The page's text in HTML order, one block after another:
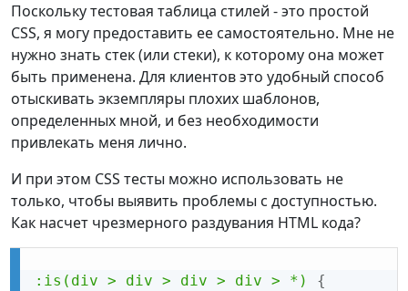
Поскольку тестовая таблица стилей - это простой
CSS, я могу предоставить ее самостоятельно. Мне не
нужно знать стек (или стеки), к которому она может
быть применена. Для клиентов это удобный способ
отыскивать экземпляры плохих шаблонов,
определенных мной, и без необходимости
привлекать меня лично.
И при этом CSS тесты можно использовать не
только, чтобы выявить проблемы с доступностью.
Как насчет чрезмерного раздувания HTML кода?
:is(div > div > div > div > *)
{